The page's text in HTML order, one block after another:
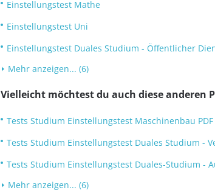
Einstellungstest Mathe
Einstellungstest Uni
Einstellungstest Duales Studium - Öffentlicher
Mehr anzeigen... (6)
Vielleicht möchtest du auch diese anderen
Tests Studium Einstellungstest Maschinenbau PDF
Tests Studium Einstellungstest Duales Studium -
Tests Studium Einstellungstest Duales-Studium -
Mehr anzeigen... (6)